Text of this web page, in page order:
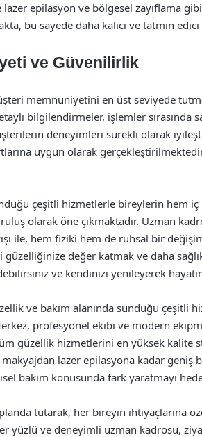
epilasyon ve bölgesel zayıflama
bu sayede daha kalıcı ve tatmin
ve Güvenilirlik
memnuniyetini en üst seviyede
bilgilendirmeler, işlemler sırasında
deneyimleri sürekli olarak
uygun olarak
çeşitli hizmetlerle bireylerin hem
olarak öne çıkmaktadır. Uzman
ile, hem fiziki hem de ruhsal bir
değer katmak ve daha
ve kendinizi yenileyerek
ve bakım alanında sunduğu çeşitli
profesyonel ekibi ve modern
güzellik hizmetlerini en yüksek kalite
makyajdan lazer epilasyona kadar
bakım konusunda fark yaratmayı
tutarak, her bireyin ihtiyaçlarına
yüzlü ve deneyimli uzman kadrosu,